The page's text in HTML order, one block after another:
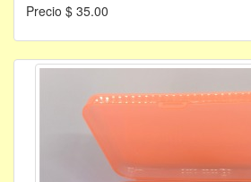
Precio $ 35.00